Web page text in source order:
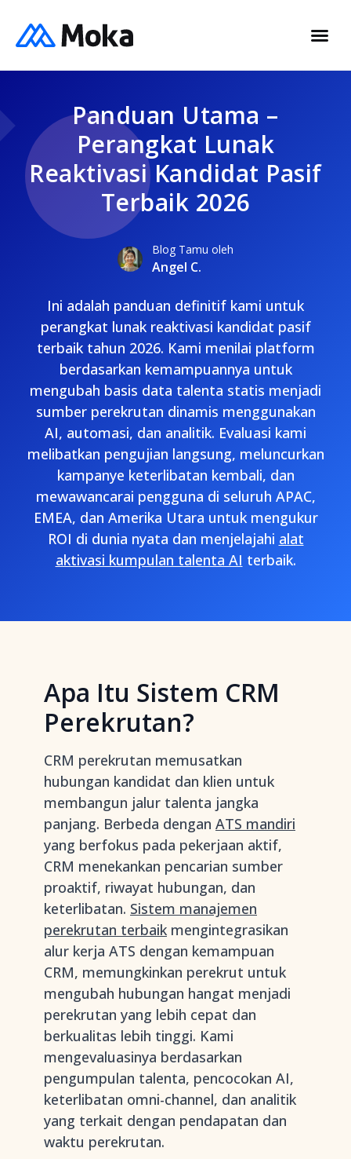
Panduan Utama –
Perangkat Lunak
Reaktivasi Kandidat Pasif
Terbaik 2026
Blog Tamu oleh
Angel C.
Ini adalah panduan definitif kami untuk
perangkat lunak reaktivasi kandidat pasif
terbaik tahun 2026. Kami menilai platform
berdasarkan kemampuannya untuk
mengubah basis data talenta statis menjadi
sumber perekrutan dinamis menggunakan
AI, automasi, dan analitik. Evaluasi kami
melibatkan pengujian langsung, meluncurkan
kampanye keterlibatan kembali, dan
mewawancarai pengguna di seluruh APAC,
EMEA, dan Amerika Utara untuk mengukur
ROI di dunia nyata dan menjelajahi alat
aktivasi kumpulan talenta AI terbaik.
Apa Itu Sistem CRM
Perekrutan?
CRM perekrutan memusatkan
hubungan kandidat dan klien untuk
membangun jalur talenta jangka
panjang. Berbeda dengan ATS mandiri
yang berfokus pada pekerjaan aktif,
CRM menekankan pencarian sumber
proaktif, riwayat hubungan, dan
keterlibatan. Sistem manajemen
perekrutan terbaik mengintegrasikan
alur kerja ATS dengan kemampuan
CRM, memungkinkan perekrut untuk
mengubah hubungan hangat menjadi
perekrutan yang lebih cepat dan
berkualitas lebih tinggi. Kami
mengevaluasinya berdasarkan
pengumpulan talenta, pencocokan AI,
keterlibatan omni-channel, dan analitik
yang terkait dengan pendapatan dan
waktu perekrutan.